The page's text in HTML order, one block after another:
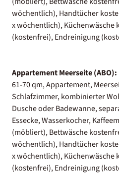
wöchentlich), Handtücher
x wöchentlich), Küchenwäsche
(kostenfrei), Endreinigung
Appartement Meerseite (ABO):
61-70 qm, Appartement,
Schlafzimmer, kombinierter
Dusche oder Badewanne,
Essecke, Wasserkocher,
(möbliert), Bettwäsche
wöchentlich), Handtücher
x wöchentlich), Küchenwäsche
(kostenfrei), Endreinigung